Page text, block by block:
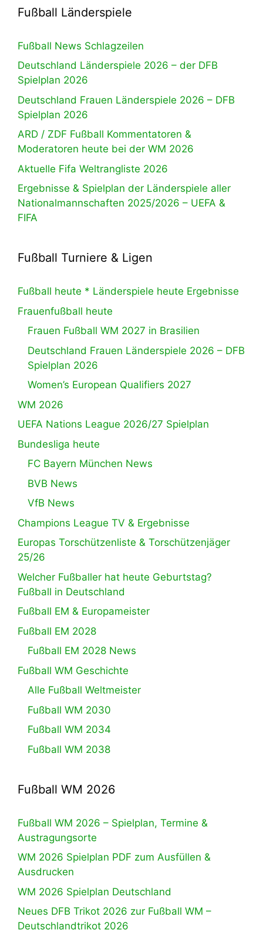
Fußball Länderspiele
Fußball News Schlagzeilen
Deutschland Länderspiele 2026 – der DFB
Spielplan 2026
Deutschland Frauen Länderspiele 2026 – DFB
Spielplan 2026
ARD / ZDF Fußball Kommentatoren &
Moderatoren heute bei der WM 2026
Aktuelle Fifa Weltrangliste 2026
Ergebnisse & Spielplan der Länderspiele aller
Nationalmannschaften 2025/2026 – UEFA &
FIFA
Fußball Turniere & Ligen
Fußball heute * Länderspiele heute Ergebnisse
Frauenfußball heute
Frauen Fußball WM 2027 in Brasilien
Deutschland Frauen Länderspiele 2026 – DFB
Spielplan 2026
Women’s European Qualifiers 2027
WM 2026
UEFA Nations League 2026/27 Spielplan
Bundesliga heute
FC Bayern München News
BVB News
VfB News
Champions League TV & Ergebnisse
Europas Torschützenliste & Torschützenjäger
25/26
Welcher Fußballer hat heute Geburtstag?
Fußball in Deutschland
Fußball EM & Europameister
Fußball EM 2028
Fußball EM 2028 News
Fußball WM Geschichte
Alle Fußball Weltmeister
Fußball WM 2030
Fußball WM 2034
Fußball WM 2038
Fußball WM 2026
Fußball WM 2026 – Spielplan, Termine &
Austragungsorte
WM 2026 Spielplan PDF zum Ausfüllen &
Ausdrucken
WM 2026 Spielplan Deutschland
Neues DFB Trikot 2026 zur Fußball WM –
Deutschlandtrikot 2026